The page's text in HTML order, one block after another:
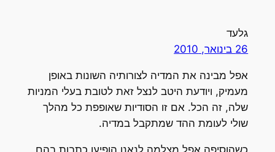
גלעד
26 בינואר, 2010
אפל מבינה את המדיה לצורותיה השונות באופן
מעמיק, ויודעת היטב לנצל זאת לטובת בעלי המניות
שלה, זה הכל. אם זו הסודיות שאופפת כל מהלך
שולי לעומת ההד שמתקבל במדיה.
כשהוסיפה אפל מצלמה לנאנו הופיעו כתבות בהם